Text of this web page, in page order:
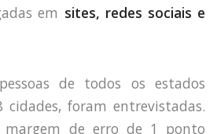
em sites, redes sociais e
de todos os estados
cidades, foram entrevistadas.
margem de erro de 1 ponto